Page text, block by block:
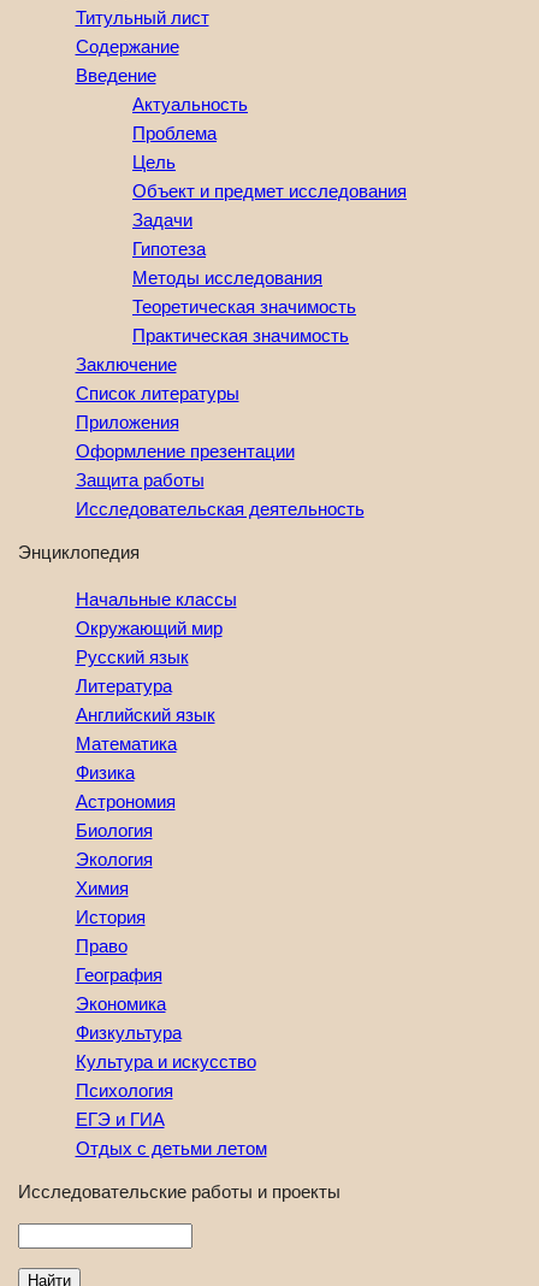
Титульный лист
Содержание
Введение
Актуальность
Проблема
Цель
Объект и предмет исследования
Задачи
Гипотеза
Методы исследования
Теоретическая значимость
Практическая значимость
Заключение
Список литературы
Приложения
Оформление презентации
Защита работы
Исследовательская деятельность
Энциклопедия
Начальные классы
Окружающий мир
Русский язык
Литература
Английский язык
Математика
Физика
Астрономия
Биология
Экология
Химия
История
Право
География
Экономика
Физкультура
Культура и искусство
Психология
ЕГЭ и ГИА
Отдых с детьми летом
Исследовательские работы и проекты